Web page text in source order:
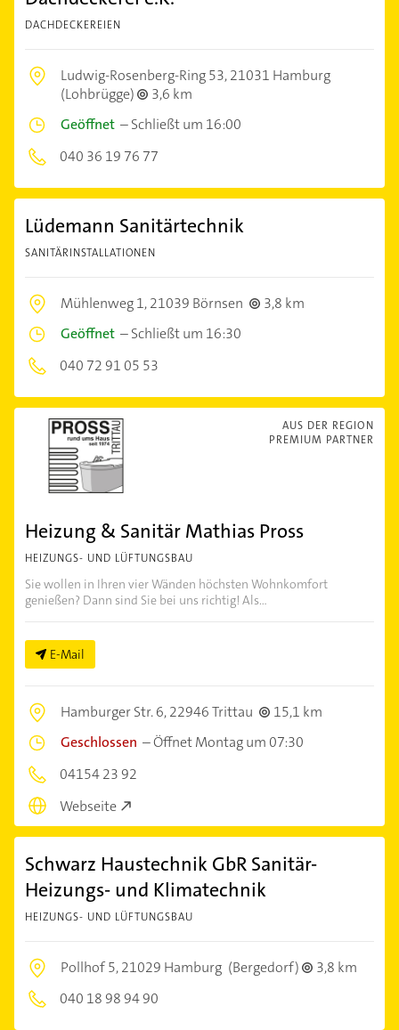
DACHDECKEREIEN
Ludwig-Rosenberg-Ring 53,21031 Hamburg
(Lohbrügge)
3,6 km
Geöffnet –Schließt um 16:00
040 36 19 76 77
Lüdemann Sanitärtechnik
SANITÄRINSTALLATIONEN
Mühlenweg 1,21039 Börnsen
3,8 km
Geöffnet –Schließt um 16:30
040 72 91 05 53
AUS DER REGION
PREMIUM PARTNER
Heizung & Sanitär Mathias Pross
HEIZUNGS- UND LÜFTUNGSBAU
Sie wollen in Ihren vier Wänden höchsten Wohnkomfort
genießen? Dann sind Sie bei uns richtig! Als...
E-Mail
Hamburger Str. 6,22946 Trittau
15,1 km
Geschlossen –Öffnet Montag um 07:30
04154 23 92
Webseite
Schwarz Haustechnik GbR Sanitär-
Heizungs- und Klimatechnik
HEIZUNGS- UND LÜFTUNGSBAU
Pollhof 5,21029 Hamburg (Bergedorf)
3,8 km
040 18 98 94 90